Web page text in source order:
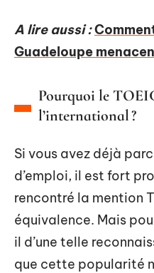
A lire aussi :
Guadeloupe
Pourquoi le
l’international ?
Si vous avez déjà
d’emploi, il est fort
rencontré la mention
équivalence. Mais
il d’une telle
que cette popularité